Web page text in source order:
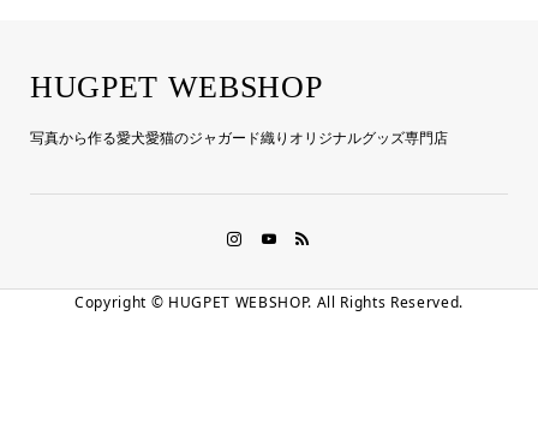
HUGPET WEBSHOP
写真から作る愛犬愛猫のジャガード織りオリジナルグッズ専門店
Copyright © HUGPET WEBSHOP. All Rights Reserved.